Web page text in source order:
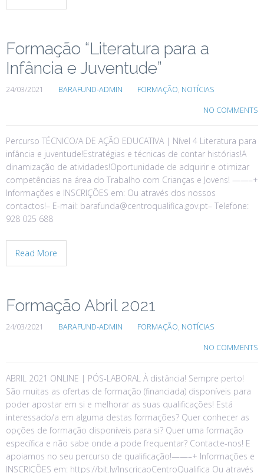
Formação “Literatura para a
Infância e Juventude”
24/03/2021 BARAFUND-ADMIN FORMAÇÃO, NOTÍCIAS
NO COMMENTS
Percurso TÉCNICO/A DE AÇÃO EDUCATIVA | Nível 4 Literatura para
infância e juventude!Estratégias e técnicas de contar histórias!A
dinamização de atividades!Oportunidade de adquirir e otimizar
competências na área do Trabalho com Crianças e Jovens! ——–+
Informações e INSCRIÇÕES em: Ou através dos nossos
contactos!– E-mail: barafunda@centroqualifica.gov.pt– Telefone:
928 025 688
Read More
Formação Abril 2021
24/03/2021 BARAFUND-ADMIN FORMAÇÃO, NOTÍCIAS
NO COMMENTS
ABRIL 2021 ONLINE | PÓS-LABORAL À distância! Sempre perto!
São muitas as ofertas de formação (financiada) disponíveis para
poder apostar em si e melhorar as suas qualificações! Está
interessado/a em alguma destas formações? Quer conhecer as
opções de formação disponíveis para si? Quer uma formação
específica e não sabe onde a pode frequentar? Contacte-nos! E
apoiamos no seu percurso de qualificação!——–+ Informações e
INSCRIÇÕES em: https://bit.ly/InscricaoCentroQualifica Ou através